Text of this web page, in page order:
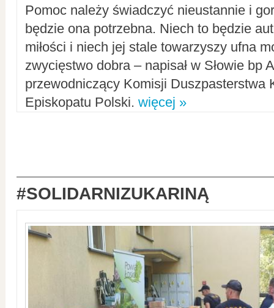
Pomoc należy świadczyć nieustannie i
będzie ona potrzebna. Niech to będzie
miłości i niech jej stale towarzyszy ufna
zwycięstwo dobra – napisał w Słowie bp
przewodniczący Komisji Duszpasterstwa
Episkopatu Polski. więcej »
#SOLIDARNIZUKARINĄ